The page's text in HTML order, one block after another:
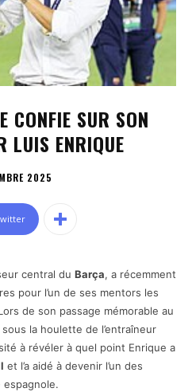
SUR SON
LUIS ENRIQUE
2025
central du Barça, a récemment
pour l’un de ses mentors les
de son passage mémorable au
la houlette de l’entraîneur
à révéler à quel point Enrique a
et l’a aidé à devenir l’un des
espagnole.